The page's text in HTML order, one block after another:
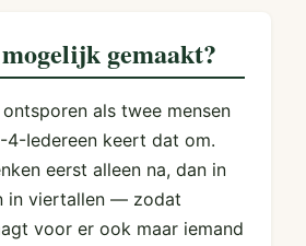
gemaakt?
als twee mensen
4-Iedereen keert dat om.
eerst alleen na, dan in
in viertallen — zodat
voor er ook maar iemand